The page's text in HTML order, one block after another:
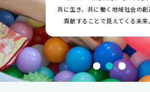
共に生き、共に働く地域社会の創
貢献することで見えてくる未来。